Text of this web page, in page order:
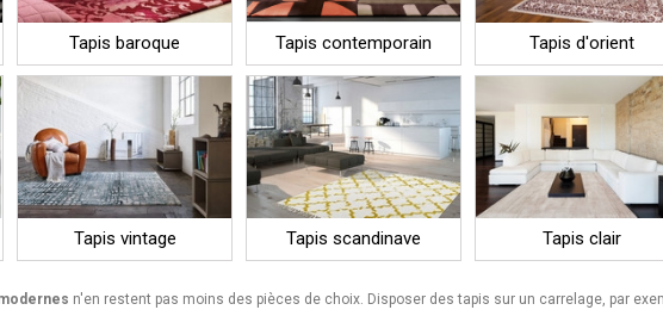
Tapis baroque Tapis contemporain Tapis d'orient
Tapis vintage Tapis scandinave Tapis clair
n'en restent pas moins des pièces de choix. Disposer des tapis sur un carrelage, par